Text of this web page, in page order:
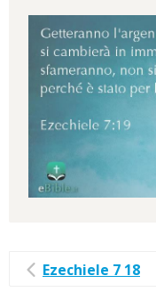
Ezechiele 7 18